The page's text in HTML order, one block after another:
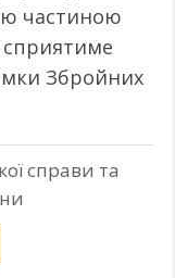
частиною
сприятиме
Збройних
справи та